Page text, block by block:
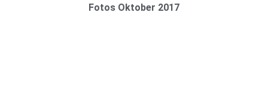
Fotos Oktober 2017